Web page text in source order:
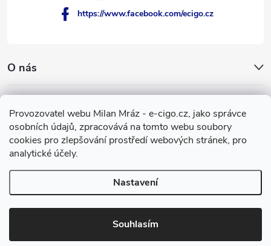
Provozovatel webu Milan Mráz - e-cigo.cz, jako správce
osobních údajů, zpracovává na tomto webu soubory
cookies pro zlepšování prostředí webových stránek, pro
analytické účely.
Nastavení
Souhlasím
O nás
Facebook
https://www.facebook.com/ecigo.cz
Vytvořil Shoptet
Copyright 2007-2026e-cigo.cz. Všechna práva vyhrazena.